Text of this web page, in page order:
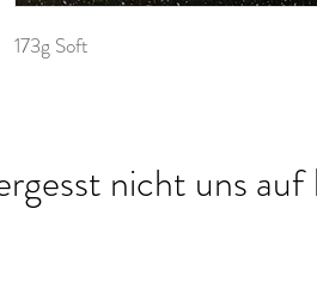
173g Soft
nicht uns